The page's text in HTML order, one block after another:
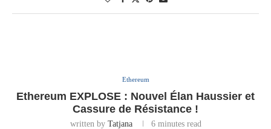
Ethereum
Ethereum EXPLOSE : Nouvel Élan Haussier et
Cassure de Résistance !
written by Tatjana 6 minutes read